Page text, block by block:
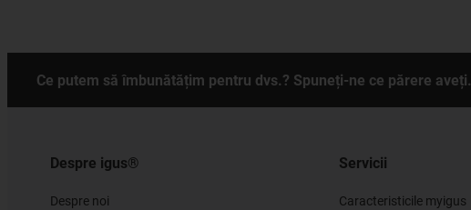
Ce putem să îmbunătățim pentru dvs.? Spuneți-ne ce părere aveți.
Despre igus®
Despre noi
Servicii
Caracteristicile myigus